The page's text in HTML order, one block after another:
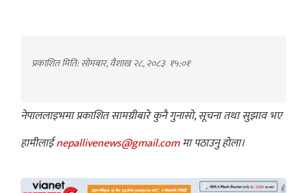
प्रकाशित मिति: सोमबार, वैशाख २८, २०८३ १५:०१
नेपाललाइभमा प्रकाशित सामग्रीबारे कुनै गुनासो, सूचना तथा सुझाव भए
हामीलाईnepallivenews@gmail.comमा पठाउनु होला।